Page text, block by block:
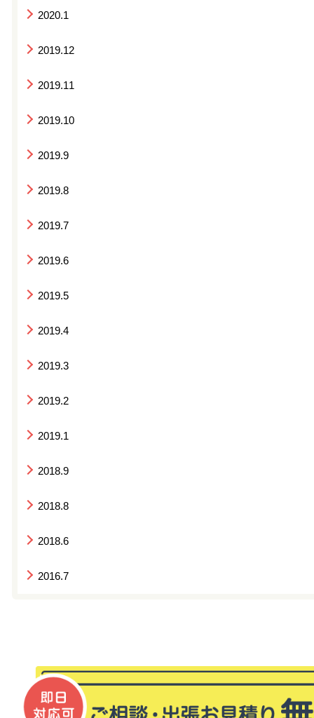
2020.1
2019.12
2019.11
2019.10
2019.9
2019.8
2019.7
2019.6
2019.5
2019.4
2019.3
2019.2
2019.1
2018.9
2018.8
2018.6
2016.7